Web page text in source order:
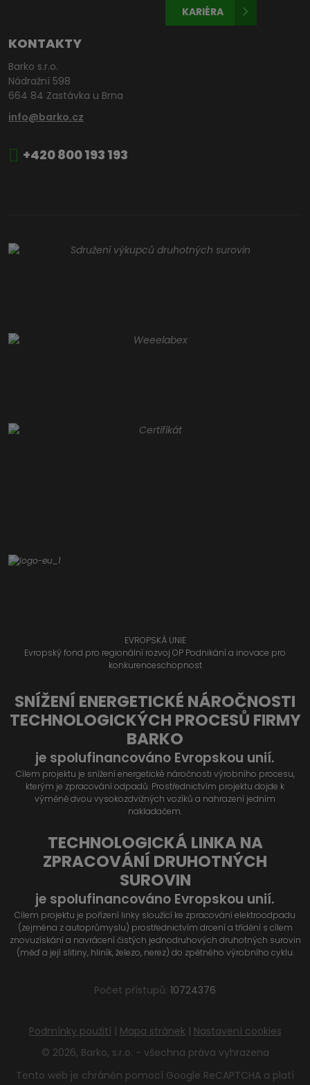
KARIÉRA
KONTAKTY
Barko s.r.o.
Nádražní 598
664 84 Zastávka u Brna
info@barko.cz
+420 800 193 193
EVROPSKÁ UNIE
Evropský fond pro regionální rozvoj OP Podnikání a inovace pro
konkurenceschopnost
SNÍŽENÍ ENERGETICKÉ NÁROČNOSTI
TECHNOLOGICKÝCH PROCESŮ FIRMY
BARKO
je spolufinancováno Evropskou unií.
Cílem projektu je snížení energetické náročnosti výrobního procesu,
kterým je zpracování odpadů. Prostřednictvím projektu dojde k
výměně dvou vysokozdvižných vozíků a nahrazení jedním
nakladačem.
TECHNOLOGICKÁ LINKA NA
ZPRACOVÁNÍ DRUHOTNÝCH
SUROVIN
je spolufinancováno Evropskou unií.
Cílem projektu je pořízení linky sloužící ke zpracování elektroodpadu
(zejména z autoprůmyslu) prostřednictvím drcení a třídění s cílem
znovuzískání a navrácení čistých jednodruhových druhotných surovin
(měď a její slitiny, hliník, železo, nerez) do zpětného výrobního cyklu.
Počet přístupů: 10724376
© 2026, Barko, s.r.o. - všechna práva vyhrazena
Podmínky použití | Mapa stránek | Nastavení cookies
Tento web je chráněn pomocí Google ReCAPTCHA a platí